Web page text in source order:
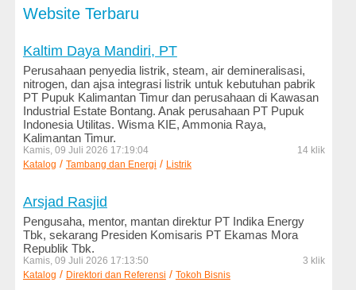
Hidup
dan
Kencan
Kesehatan
dan
Kecantikan
Komputer
Internet
Konstruksi
dan
Engineering
Website Terbaru
Kaltim Daya Mandiri, PT
Perusahaan penyedia listrik, steam, air demineralisasi,
nitrogen, dan ajsa integrasi listrik untuk kebutuhan pabrik
PT Pupuk Kalimantan Timur dan perusahaan di Kawasan
Industrial Estate Bontang. Anak perusahaan PT Pupuk
Indonesia Utilitas. Wisma KIE, Ammonia Raya,
Kalimantan Timur.
Kamis, 09 Juli 2026 17:19:04
14 klik
Katalog / Tambang dan Energi / Listrik
Arsjad Rasjid
Pengusaha, mentor, mantan direktur PT Indika Energy
Tbk, sekarang Presiden Komisaris PT Ekamas Mora
Republik Tbk.
Kamis, 09 Juli 2026 17:13:50
3 klik
Katalog / Direktori dan Referensi / Tokoh Bisnis